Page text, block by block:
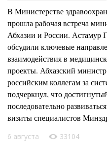
В Министерстве
прошла рабочая встреча
Абхазии и России.
обсудили ключевые
взаимодействия в
проекты. Абхазский
российским коллегам за
подчеркнул, что
последовательно
визиты специалистов
6 августа 33104